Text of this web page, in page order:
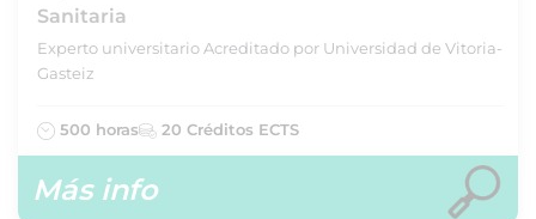
Sanitaria
Experto universitario Acreditado por Universidad de Vitoria-
Gasteiz
500 horas 20 Créditos ECTS
Más info